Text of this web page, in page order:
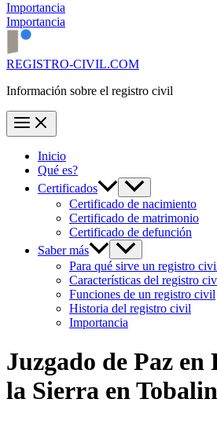
Importancia
Importancia
REGISTRO-CIVIL.COM
Información sobre el registro civil
Inicio
Qué es?
Certificados
Certificado de nacimiento
Certificado de matrimonio
Certificado de defunción
Saber más
Para qué sirve un registro
Características del registro
Funciones de un registro civil
Historia del registro civil
Importancia
Juzgado de Paz en
la Sierra en